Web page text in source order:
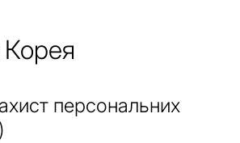
Корея
персональних